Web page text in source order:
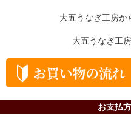
大五うなぎ工房か
大五うなぎ工
お支払